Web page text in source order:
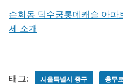
순화동 덕수궁롯데캐슬 아파
세 소개
태그: 서울특별시 중구 충무